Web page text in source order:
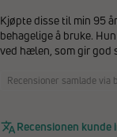
Kjøpte disse til min 95
behagelige å bruke.
ved hælen, som gir god
Recensioner samlade via
Recensionen kunde